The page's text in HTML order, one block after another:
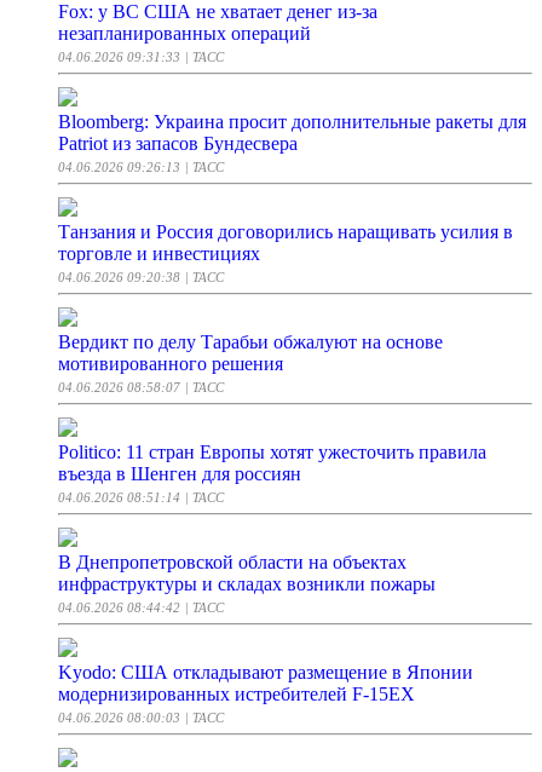
Fox: у ВС США не хватает денег из-за
незапланированных операций
04.06.2026 09:31:33 | ТАСС
Bloomberg: Украина просит дополнительные ракеты для
Patriot из запасов Бундесвера
04.06.2026 09:26:13 | ТАСС
Танзания и Россия договорились наращивать усилия в
торговле и инвестициях
04.06.2026 09:20:38 | ТАСС
Вердикт по делу Тарабьи обжалуют на основе
мотивированного решения
04.06.2026 08:58:07 | ТАСС
Politico: 11 стран Европы хотят ужесточить правила
въезда в Шенген для россиян
04.06.2026 08:51:14 | ТАСС
В Днепропетровской области на объектах
инфраструктуры и складах возникли пожары
04.06.2026 08:44:42 | ТАСС
Kyodo: США откладывают размещение в Японии
модернизированных истребителей F-15EX
04.06.2026 08:00:03 | ТАСС